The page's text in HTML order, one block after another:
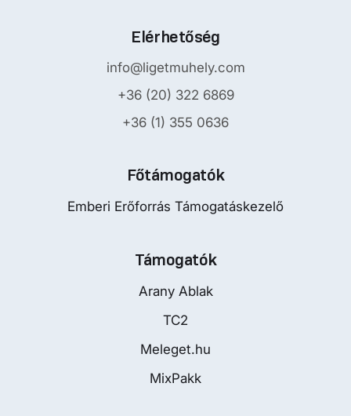
Elérhetőség
info@ligetmuhely.com
+36 (20) 322 6869
+36 (1) 355 0636
Főtámogatók
Emberi Erőforrás Támogatáskezelő
Támogatók
Arany Ablak
TC2
Meleget.hu
MixPakk